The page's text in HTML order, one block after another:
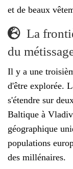
et de beaux
La
du
Il y a une
d'être explorée.
s'étendre sur
Baltique à
géographique
populations
des millénaires.